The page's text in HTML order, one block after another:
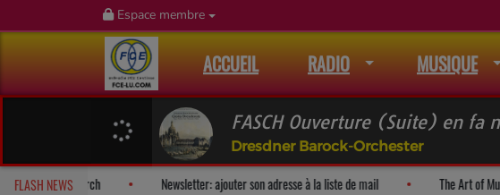
Espace membre
ACCUEIL RADIO MUSIQUE
FASCH Ouverture (Suite) en fa
Dresdner Barock-Orchester
FLASH NEWS Fan Releases & Merch Newsletter: ajouter son adresse à la liste de mail